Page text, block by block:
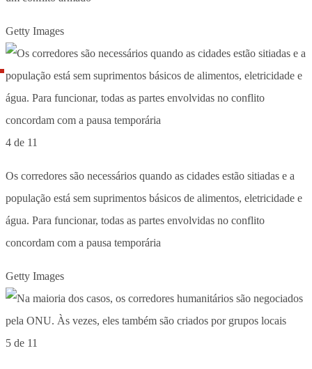
Getty Images
4 de 11
Os corredores são necessários quando as cidades estão sitiadas e a
população está sem suprimentos básicos de alimentos, eletricidade e
água. Para funcionar, todas as partes envolvidas no conflito
concordam com a pausa temporária
Getty Images
5 de 11